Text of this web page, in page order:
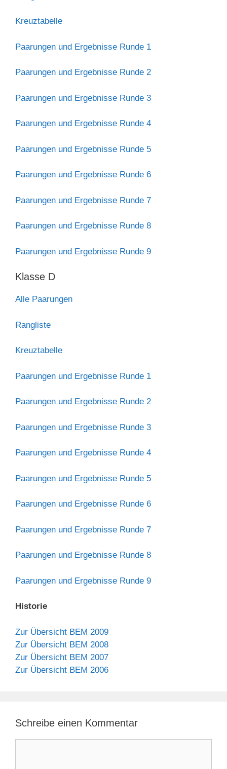
Kreuztabelle
Paarungen und Ergebnisse Runde 1
Paarungen und Ergebnisse Runde 2
Paarungen und Ergebnisse Runde 3
Paarungen und Ergebnisse Runde 4
Paarungen und Ergebnisse Runde 5
Paarungen und Ergebnisse Runde 6
Paarungen und Ergebnisse Runde 7
Paarungen und Ergebnisse Runde 8
Paarungen und Ergebnisse Runde 9
Klasse D
Alle Paarungen
Rangliste
Kreuztabelle
Paarungen und Ergebnisse Runde 1
Paarungen und Ergebnisse Runde 2
Paarungen und Ergebnisse Runde 3
Paarungen und Ergebnisse Runde 4
Paarungen und Ergebnisse Runde 5
Paarungen und Ergebnisse Runde 6
Paarungen und Ergebnisse Runde 7
Paarungen und Ergebnisse Runde 8
Paarungen und Ergebnisse Runde 9
Historie
Zur Übersicht BEM 2009
Zur Übersicht BEM 2008
Zur Übersicht BEM 2007
Zur Übersicht BEM 2006
Schreibe einen Kommentar